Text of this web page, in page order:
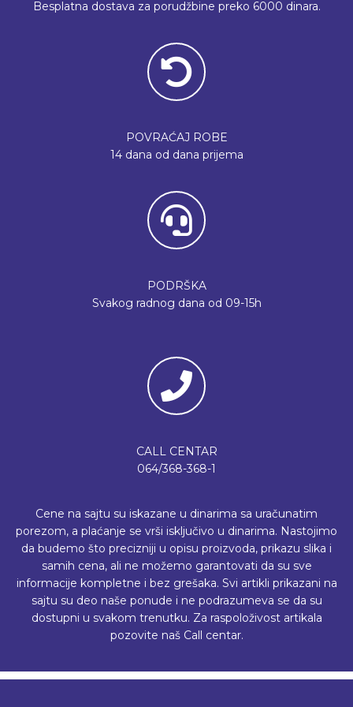
Besplatna dostava za porudžbine preko 6000 dinara.
POVRAĆAJ ROBE
14 dana od dana prijema
PODRŠKA
Svakog radnog dana od 09-15h
CALL CENTAR
064/368-368-1
Cene na sajtu su iskazane u dinarima sa uračunatim
porezom, a plaćanje se vrši isključivo u dinarima. Nastojimo
da budemo što precizniji u opisu proizvoda, prikazu slika i
samih cena, ali ne možemo garantovati da su sve
informacije kompletne i bez grešaka. Svi artikli prikazani na
sajtu su deo naše ponude i ne podrazumeva se da su
dostupni u svakom trenutku. Za raspoloživost artikala
pozovite naš Call centar.